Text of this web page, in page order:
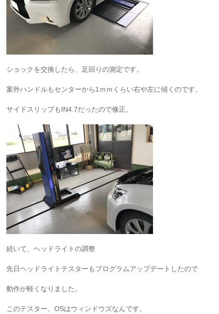
ショックを交換したら、足回りの測定です。
案外ハンドルもセンターから1ｍｍくらい右や左に傾くのです。
サイドスリップもIN4.7だったので修正。
続いて、ヘッドライトの調整
先日ヘッドライトテスターもプログラムアップデートしたので
動作が軽くなりました。
このテスター、OSはウィンドウズなんです。